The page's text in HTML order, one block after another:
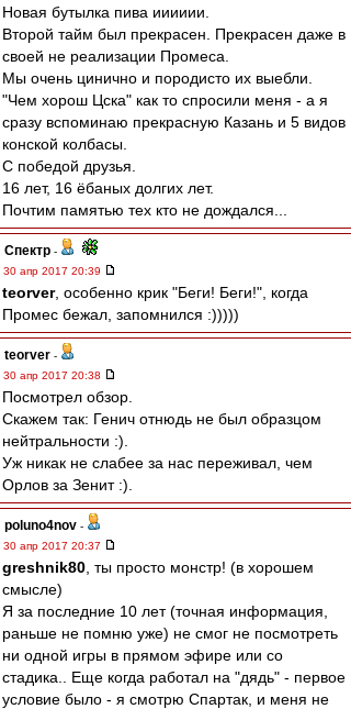
Новая бутылка пива ииииии.
Второй тайм был прекрасен. Прекрасен даже в
своей не реализации Промеса.
Мы очень цинично и породисто их выебли.
"Чем хорош Цска" как то спросили меня - а я
сразу вспоминаю прекрасную Казань и 5 видов
конской колбасы.
С победой друзья.
16 лет, 16 ёбаных долгих лет.
Почтим памятью тех кто не дождался...
Спектр -
30 апр 2017 20:39
teorver, особенно крик "Беги! Беги!", когда
Промес бежал, запомнился :)))))
teorver -
30 апр 2017 20:38
Посмотрел обзор.
Скажем так: Генич отнюдь не был образцом
нейтральности :).
Уж никак не слабее за нас переживал, чем
Орлов за Зенит :).
poluno4nov -
30 апр 2017 20:37
greshnik80 , ты просто монстр! (в хорошем
смысле)
Я за последние 10 лет (точная информация,
раньше не помню уже) не смог не посмотреть
ни одной игры в прямом эфире или со
стадика.. Еще когда работал на "дядь" - первое
условие было - я смотрю Спартак, и меня не